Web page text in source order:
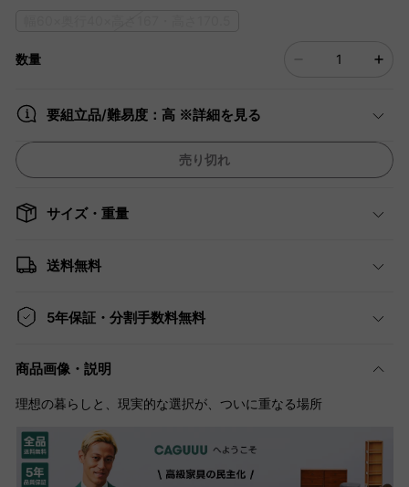
数量
要組立品/難易度：高 ※詳細を見る
売り切れ
サイズ・重量
送料無料
5年保証・分割手数料無料
商品画像・説明
理想の暮らしと、現実的な選択が、ついに重なる場所